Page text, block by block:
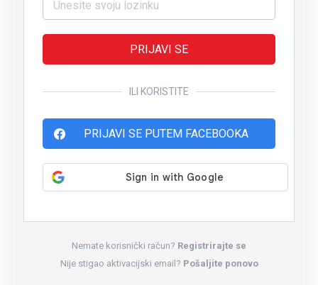
PRIJAVI SE
ILI KORISTITE
PRIJAVI SE PUTEM FACEBOOKA
Nemate korisnički račun? Registrirajte se
Nije stigao aktivacijski email? Pošaljite ponovo